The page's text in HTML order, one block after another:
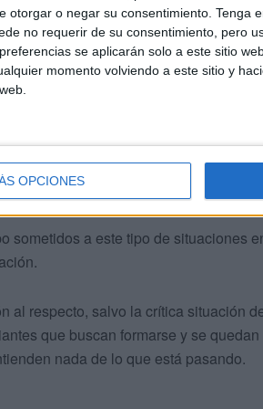
otorgar o negar su consentimiento. Tenga
no requerir de su consentimiento, pero
se aplicarán solo a este sitio
momento volviendo a este sitio y
OPCIONES
se les ofrecían en esta residencia.
pasando el frío que ya llega y sin
sometidos a este tipo de situaciones
al respecto, salvo la crítica situación
que buscan formarse y se
nada de lo que está pasando.